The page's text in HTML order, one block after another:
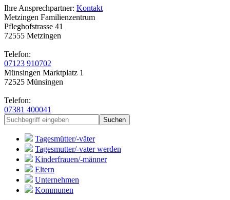
Ihre Ansprechpartner: Kontakt
Metzingen Familienzentrum
Pfleghofstrasse 41
72555 Metzingen
Telefon:
07123 910702
Münsingen Marktplatz 1
72525 Münsingen
Telefon:
07381 400041
Tagesmütter/-väter
Tagesmutter/-vater werden
Kinderfrauen/-männer
Eltern
Unternehmen
Kommunen